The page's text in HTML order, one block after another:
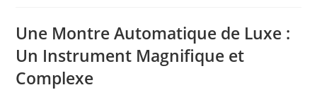
publication :
Une Montre Automatique de Luxe :
Un Instrument Magnifique et
Complexe